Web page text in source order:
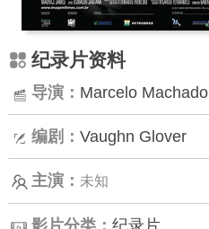
纪录片资料
导演： Marcelo Machado
编剧： Vaughn Glover
主演： 未知
影片分类： 纪录片